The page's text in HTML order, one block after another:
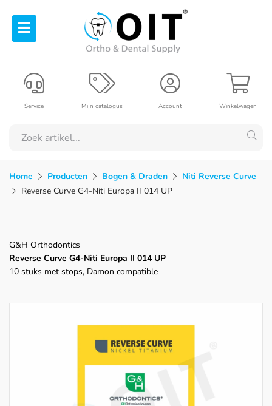
Winkelwagen
Account
Mijn catalogus
Service
Home Producten Bogen & Draden
Niti Reverse Curve
Reverse Curve G4-Niti Europa II 014 UP
G&H Orthodontics
Reverse Curve G4-Niti Europa II 014 UP
10 stuks met stops, Damon compatible